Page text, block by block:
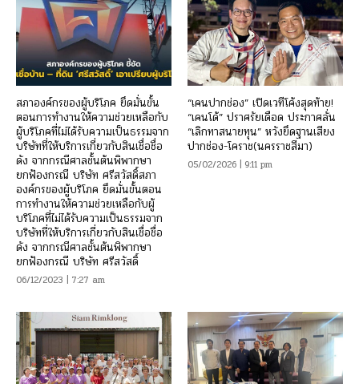
สภาองค์กรของผู้บริโภค ยึดมั่นขั้น
ตอนการทำงานให้ความช่วยเหลือกับ
ผู้บริโภคที่ไม่ได้รับความเป็นธรรมจาก
บริษัทที่ให้บริการเกี่ยวกับสินเชื่อชื่อ
ดัง จากกรณีศาลชั้นต้นพิพากษา
ยกฟ้องกรณี บริษัท ศรีสวัสดิ์สภา
องค์กรของผู้บริโภค ยึดมั่นขั้นตอน
การทำงานให้ความช่วยเหลือกับผู้
บริโภคที่ไม่ได้รับความเป็นธรรมจาก
บริษัทที่ให้บริการเกี่ยวกับสินเชื่อชื่อ
ดัง จากกรณีศาลชั้นต้นพิพากษา
ยกฟ้องกรณี บริษัท ศรีสวัสดิ์
06/12/2023 | 7:27 am
“เคนปากช่อง” เปิดเวทีโค้งสุดท้าย!
“เคนโด้” ปราศรัยเดือด ประกาศลั่น
“เลิกทาสนายทุน” หวังยึดฐานเสียง
ปากช่อง-โคราช(นครราชสีมา)
05/02/2026 | 9:11 pm